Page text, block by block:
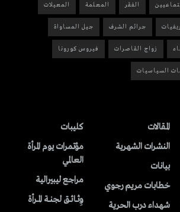
الفقر المعلمة المعيلات
جرائم الشرف جيل المساواة
زواج القاصرات فيروس كورونا
السياسيات
المقالات
النشرات الشهریة
بیانات
خطابات مريم رجوي
شهداء درب الحرية
کلیبات
مؤتمرات يوم المرأة
العالمي
مراجع ليبيرالية
وِثــائــق لجنــة المــرأة